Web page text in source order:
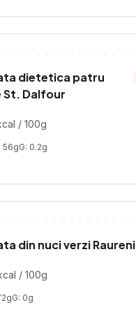
dietetica patru
Dalfour
/ 100g
56gG: 0.2g
din nuci verzi Raureni
/ 100g
gG: 0g